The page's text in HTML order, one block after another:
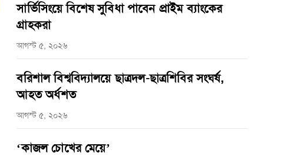
সার্ভিসিংয়ে বিশেষ সুবিধা পাবেন প্রাইম ব্যাংকের
গ্রাহকরা
আগস্ট ৫, ২০২৬
বরিশাল বিশ্ববিদ্যালয়ে ছাত্রদল-ছাত্রশিবির সংঘর্ষ,
আহত অর্ধশত
আগস্ট ৫, ২০২৬
‘কাজল চোখের মেয়ে’